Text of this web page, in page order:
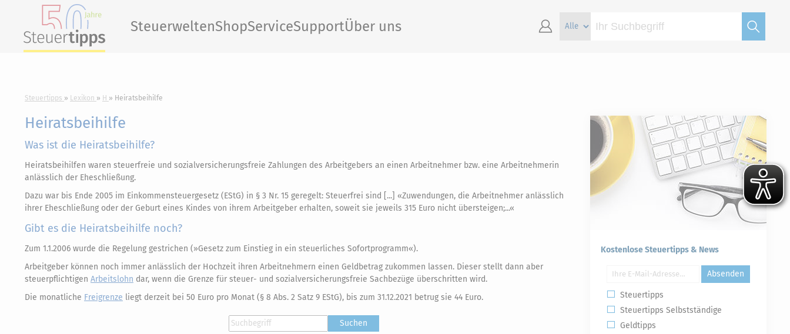
SteuerweltenShopServiceSupportÜber uns
Steuertipps Lexikon H Heiratsbeihilfe
Heiratsbeihilfe
Was ist die Heiratsbeihilfe?
Heiratsbeihilfen waren steuerfreie und sozialversicherungsfreie Zahlungen des Arbeitgebers an einen Arbeitnehmer bzw. eine Arbeitnehmerin
anlässlich der Eheschließung.
Dazu war bis Ende 2005 im Einkommensteuergesetz (EStG) in § 3 Nr. 15 geregelt: Steuerfrei sind [...] «Zuwendungen, die Arbeitnehmer anlässlich
ihrer Eheschließung oder der Geburt eines Kindes von ihrem Arbeitgeber erhalten, soweit sie jeweils 315 Euro nicht übersteigen;...«
Gibt es die Heiratsbeihilfe noch?
Zum 1.1.2006 wurde die Regelung gestrichen (»Gesetz zum Einstieg in ein steuerliches Sofortprogramm«).
Arbeitgeber können noch immer anlässlich der Hochzeit ihren Arbeitnehmern einen Geldbetrag zukommen lassen. Dieser stellt dann aber
steuerpflichtigen Arbeitslohn dar, wenn die Grenze für steuer- und sozialversicherungsfreie Sachbezüge überschritten wird.
Die monatliche Freigrenze liegt derzeit bei 50 Euro pro Monat (§ 8 Abs. 2 Satz 9 EStG), bis zum 31.12.2021 betrug sie 44 Euro.
Suchen
Kostenlose Steuertipps & News
Absenden
Steuertipps
Steuertipps Selbstständige
Geldtipps